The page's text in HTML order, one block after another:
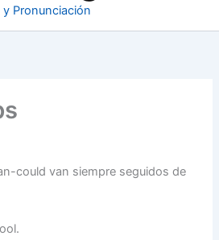
Pronunciación
could van siempre seguidos de